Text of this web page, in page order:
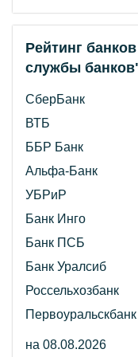
Рейтинг
службы
СберБанк
ВТБ
ББР Банк
Альфа-Банк
УБРиР
Банк Инго
Банк ПСБ
Банк Уралсиб
Россельхозбанк
Первоуральскбанк
на 08.08.2026